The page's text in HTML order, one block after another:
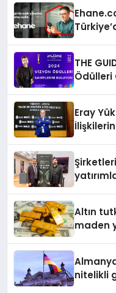
THE
Ödülleri
Eray
Altın
maden
nitelikli